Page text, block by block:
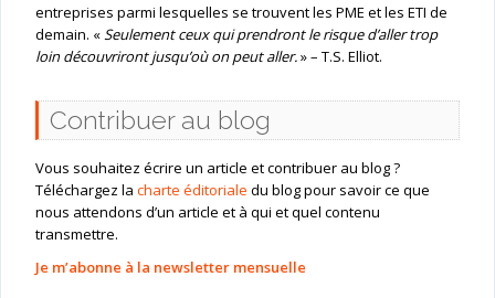
entreprises parmi lesquelles se trouvent les PME et les ETI de
demain. «Seulement ceux qui prendront le risque d’aller trop
loin découvriront jusqu’où on peut aller.» – T.S. Elliot.
Contribuer au blog
Vous souhaitez écrire un article et contribuer au blog ?
Téléchargez la charte éditoriale du blog pour savoir ce que
nous attendons d’un article et à qui et quel contenu
transmettre.
Je m’abonne à la newsletter mensuelle